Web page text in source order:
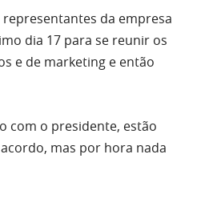
da empresa
dia 17 para se reunir os
e de marketing e então
com o presidente, estão
mas por hora nada